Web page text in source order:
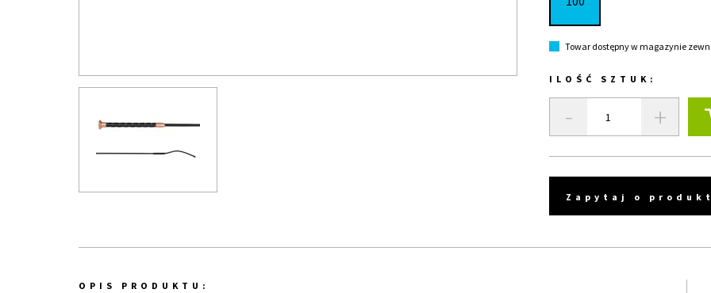
Towar dostępny w magazynie
ILOŚĆ SZTUK:
- +
Zapytaj o
OPIS PRODUKTU: